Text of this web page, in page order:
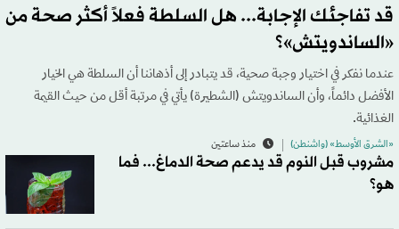
قد تفاجئك الإجابة... هل السلطة فعلاً أكثر صحة من
«الساندويتش»؟
عندما نفكر في اختيار وجبة صحية، قد يتبادر إلى أذهاننا أن السلطة هي الخيار
الأفضل دائماً، وأن الساندويتش (الشطيرة) يأتي في مرتبة أقل من حيث القيمة
الغذائية.
«الشرق الأوسط» (واشنطن) منذ ساعتين
مشروب قبل النوم قد يدعم صحة الدماغ... فما
هو؟